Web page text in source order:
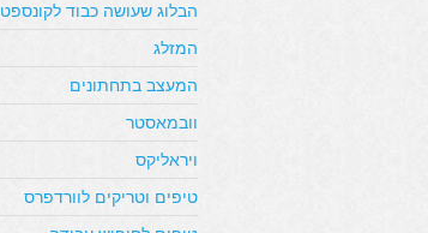
הבלוג שעושה כבוד לקונספט
המזלג
המעצב בתחתונים
וובמאסטר
ויראליקס
טיפים וטריקים לוורדפרס